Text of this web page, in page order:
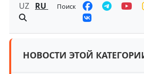
UZ RU Поиск
НОВОСТИ ЭТОЙ